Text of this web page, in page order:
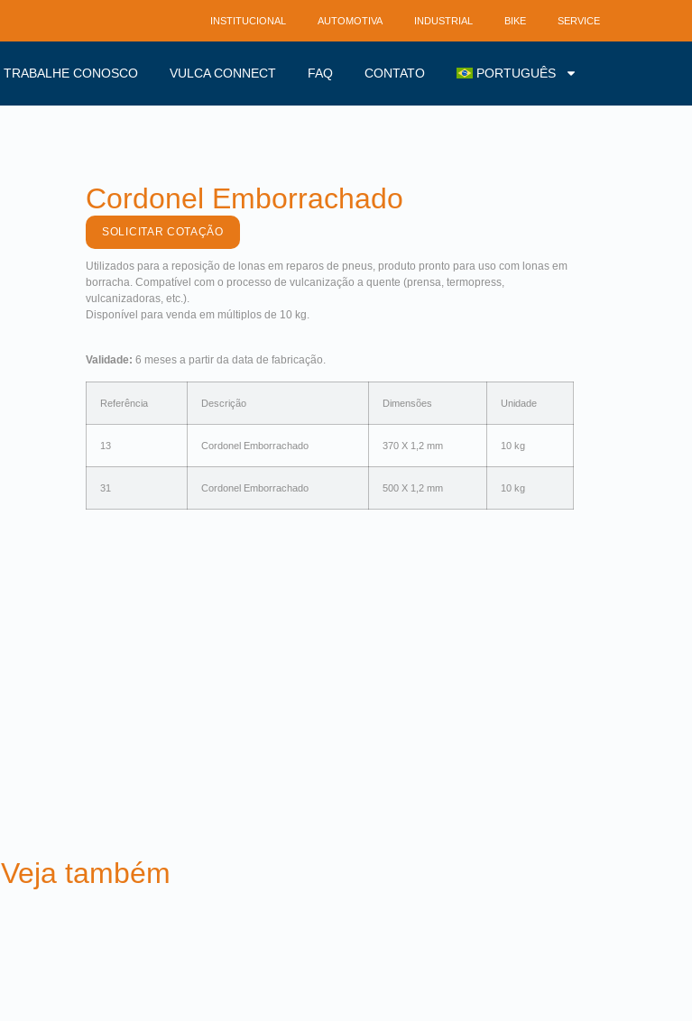
INSTITUCIONAL AUTOMOTIVA INDUSTRIAL BIKE SERVICE
TRABALHE CONOSCO VULCA CONNECT FAQ CONTATO PORTUGUÊS
Cordonel Emborrachado
SOLICITAR COTAÇÃO
Utilizados para a reposição de lonas em reparos de pneus, produto pronto para uso com lonas em
borracha. Compatível com o processo de vulcanização a quente (prensa, termopress,
vulcanizadoras, etc.).
Disponível para venda em múltiplos de 10 kg.
Validade: 6 meses a partir da data de fabricação.
Referência Descrição Dimensões Unidade
13 Cordonel Emborrachado 370 X 1,2 mm 10 kg
31 Cordonel Emborrachado 500 X 1,2 mm 10 kg
Veja também